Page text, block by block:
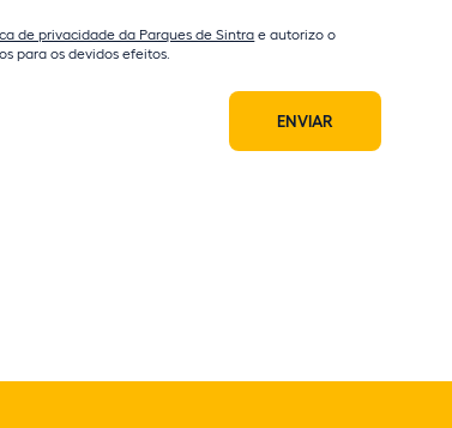
de privacidade da Parques de Sintra e autorizo o
para os devidos efeitos.
ENVIAR